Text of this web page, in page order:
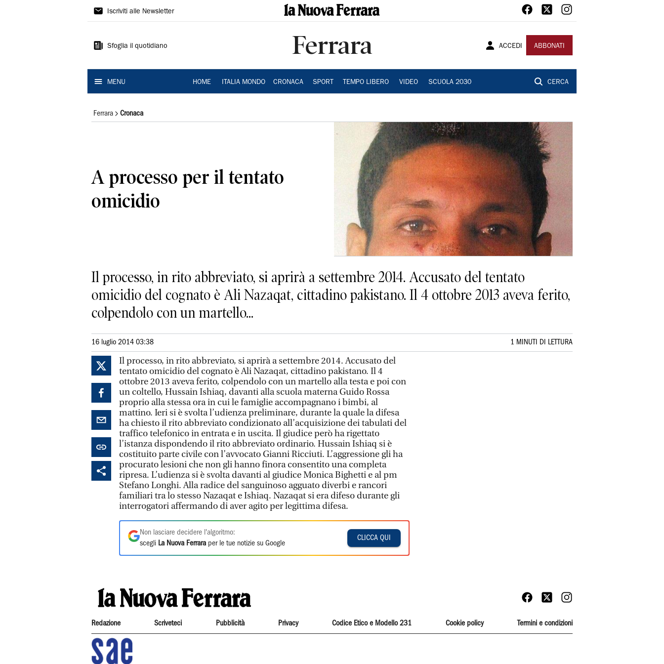
La
Ferrara
Iscriviti alle Newsletter
Sfoglia il quotidiano Ferrara ACCEDI ABBONATI
MENU HOME ITALIA MONDO CRONACA SPORT TEMPO LIBERO VIDEO SCUOLA 2030 CERCA
Ferrara Cronaca
A processo per il tentato
omicidio
Il processo, in rito abbreviato, si aprirà a settembre 2014. Accusato del tentato
omicidio del cognato è Ali Nazaqat, cittadino pakistano. Il 4 ottobre 2013 aveva ferito,
colpendolo con un martello...
16 luglio 2014 03:38 1 MINUTI DI LETTURA
Il processo, in rito abbreviato, si aprirà a settembre 2014. Accusato del
tentato omicidio del cognato è Ali Nazaqat, cittadino pakistano. Il 4
ottobre 2013 aveva ferito, colpendolo con un martello alla testa e poi con
un coltello, Hussain Ishiaq, davanti alla scuola materna Guido Rossa
proprio alla stessa ora in cui le famiglie accompagnano i bimbi, al
mattino. Ieri si è svolta l’udienza preliminare, durante la quale la difesa
ha chiesto il rito abbreviato condizionato all’acquisizione dei tabulati del
traffico telefonico in entrata e in uscita. Il giudice però ha rigettato
l’istanza dispondendo il rito abbreviato ordinario. Hussain Ishiaq si è
costituito parte civile con l’avvocato Gianni Ricciuti. L’aggressione gli ha
procurato lesioni che non gli hanno finora consentito una completa
ripresa. L’udienza si è svolta davanti al giudice Monica Bighetti e al pm
Stefano Longhi. Alla radice del sanguinoso agguato diverbi e rancori
familiari tra lo stesso Nazaqat e Ishiaq. Nazaqat si era difeso durante gli
interrogatori affermando di aver agito per legittima difesa.
Non lasciare decidere l'algoritmo:
scegli La Nuova Ferrara per le tue notizie su Google
CLICCA QUI
Redazione Scriveteci Pubblicità Privacy Codice Etico e Modello 231 Cookie policy Termini e condizioni